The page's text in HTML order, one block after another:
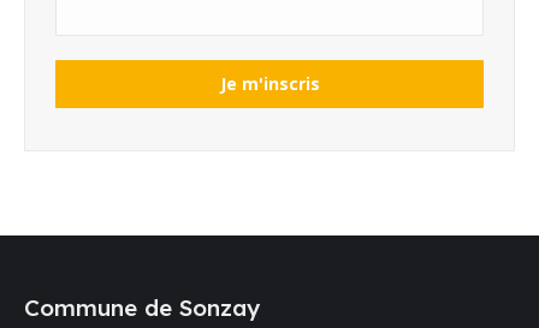
Commune de Sonzay